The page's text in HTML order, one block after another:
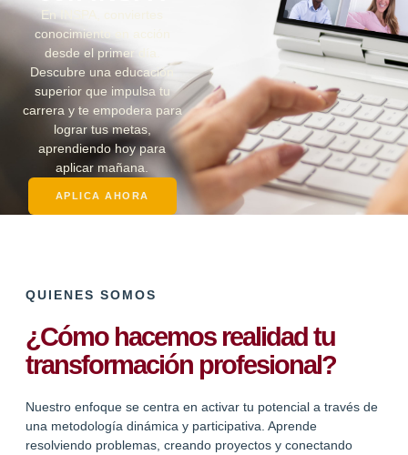
En INSPA, conviertes
conocimiento en acción
desde el primer día.
Descubre una educación
superior que impulsa tu
carrera y te empodera para
lograr tus metas,
aprendiendo hoy para
aplicar mañana.
APLICA AHORA
QUIENES SOMOS
¿Cómo hacemos realidad tu
transformación profesional?
Nuestro enfoque se centra en activar tu potencial a través de
una metodología dinámica y participativa. Aprende
resolviendo problemas, creando proyectos y conectando